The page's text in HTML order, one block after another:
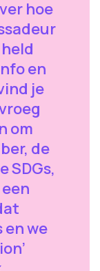
hoe
en
je
om
de
SDGs,
we